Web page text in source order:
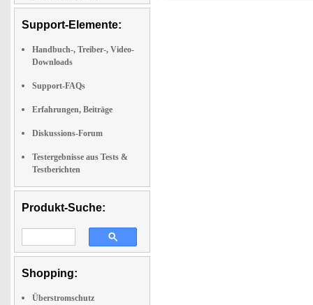
Support-Elemente:
Handbuch-, Treiber-, Video-
Downloads
Support-FAQs
Erfahrungen, Beiträge
Diskussions-Forum
Testergebnisse aus Tests &
Testberichten
Produkt-Suche:
Shopping:
Überstromschutz